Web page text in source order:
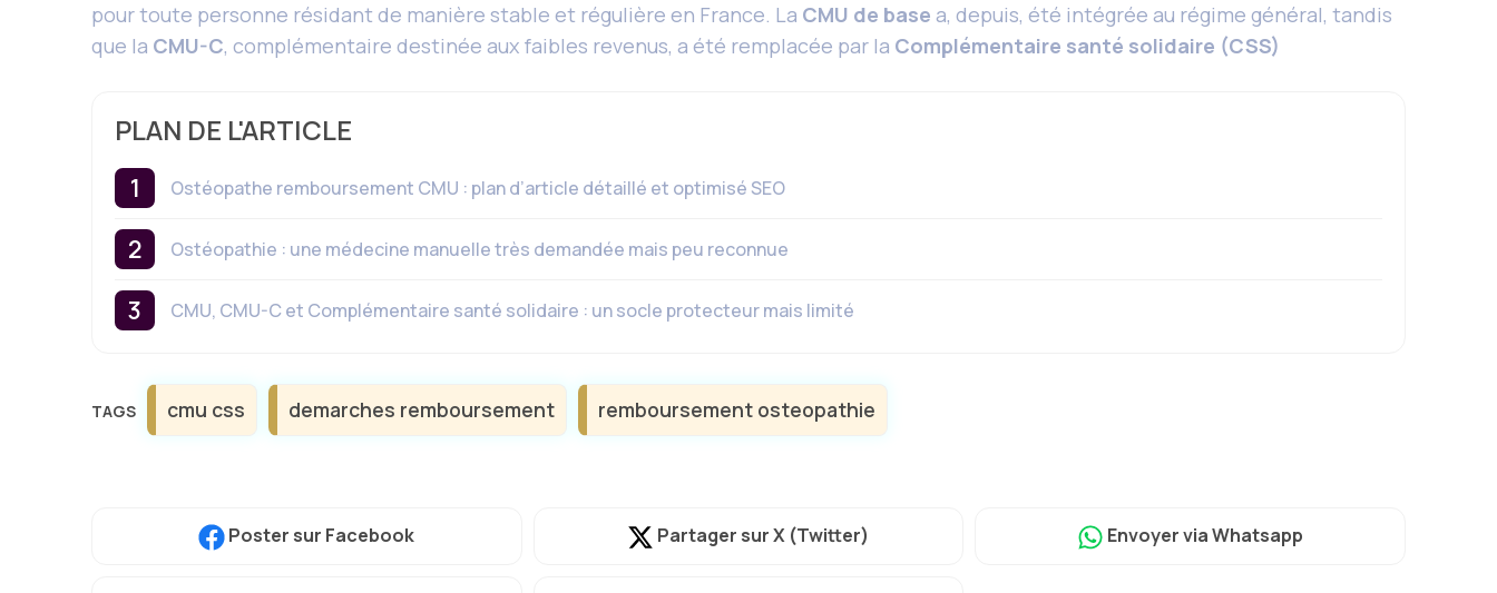
pour toute personne résidant de manière stable et régulière en France. La CMU de base a, depuis, été intégrée au régime général, tandis
que la CMU-C, complémentaire destinée aux faibles revenus, a été remplacée par la Complémentaire santé solidaire (CSS)
PLAN DE L'ARTICLE
Ostéopathe remboursement CMU : plan d’article détaillé et optimisé SEO
Ostéopathie : une médecine manuelle très demandée mais peu reconnue
CMU, CMU-C et Complémentaire santé solidaire : un socle protecteur mais limité
Étiquettes
cmu css demarches remboursement remboursement osteopathie
Postersur Facebook Partagersur X (Twitter) Envoyervia Whatsapp